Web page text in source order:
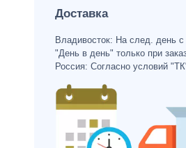
Доставка
Владивосток: На след. день с
"День в день" только при
Россия: Согласно условий